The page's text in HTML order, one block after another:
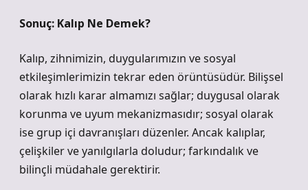
Sonuç: Kalıp Ne Demek?
Kalıp, zihnimizin, duygularımızın ve sosyal
etkileşimlerimizin tekrar eden örüntüsüdür. Bilişsel
olarak hızlı karar almamızı sağlar; duygusal olarak
korunma ve uyum mekanizmasıdır; sosyal olarak
ise grup içi davranışları düzenler. Ancak kalıplar,
çelişkiler ve yanılgılarla doludur; farkındalık ve
bilinçli müdahale gerektirir.